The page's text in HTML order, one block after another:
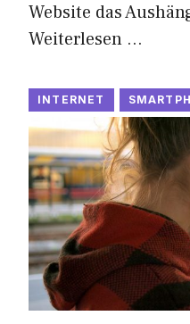
Website das
Weiterlesen …
INTERNET